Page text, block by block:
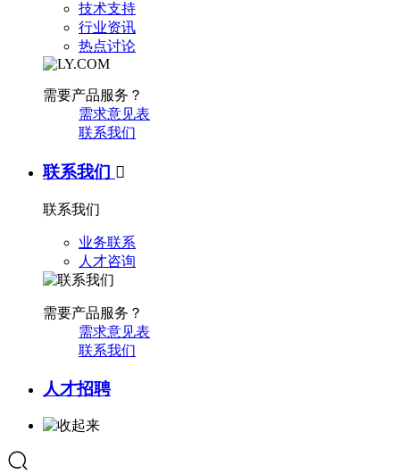
技术支持
行业资讯
热点讨论
需要产品服务？
需求意见表
联系我们
联系我们 
联系我们
业务联系
人才咨询
需要产品服务？
需求意见表
联系我们
人才招聘